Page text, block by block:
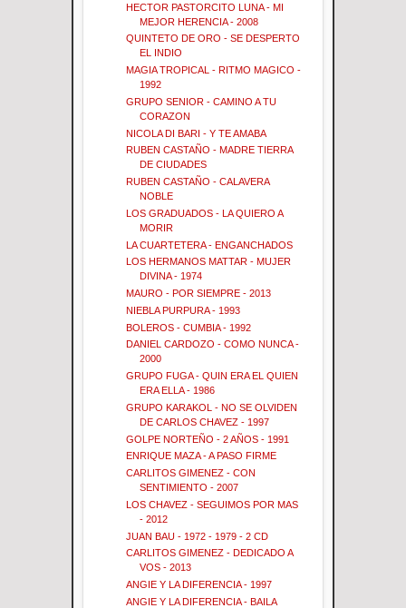
HECTOR PASTORCITO LUNA - MI
MEJOR HERENCIA - 2008
QUINTETO DE ORO - SE DESPERTO
EL INDIO
MAGIA TROPICAL - RITMO MAGICO -
1992
GRUPO SENIOR - CAMINO A TU
CORAZON
NICOLA DI BARI - Y TE AMABA
RUBEN CASTAÑO - MADRE TIERRA
DE CIUDADES
RUBEN CASTAÑO - CALAVERA
NOBLE
LOS GRADUADOS - LA QUIERO A
MORIR
LA CUARTETERA - ENGANCHADOS
LOS HERMANOS MATTAR - MUJER
DIVINA - 1974
MAURO - POR SIEMPRE - 2013
NIEBLA PURPURA - 1993
BOLEROS - CUMBIA - 1992
DANIEL CARDOZO - COMO NUNCA -
2000
GRUPO FUGA - QUIN ERA EL QUIEN
ERA ELLA - 1986
GRUPO KARAKOL - NO SE OLVIDEN
DE CARLOS CHAVEZ - 1997
GOLPE NORTEÑO - 2 AÑOS - 1991
ENRIQUE MAZA - A PASO FIRME
CARLITOS GIMENEZ - CON
SENTIMIENTO - 2007
LOS CHAVEZ - SEGUIMOS POR MAS
- 2012
JUAN BAU - 1972 - 1979 - 2 CD
CARLITOS GIMENEZ - DEDICADO A
VOS - 2013
ANGIE Y LA DIFERENCIA - 1997
ANGIE Y LA DIFERENCIA - BAILA